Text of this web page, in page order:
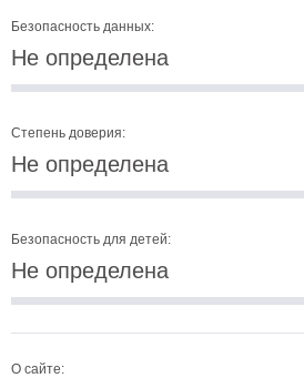
Безопасность данных:
Не определена
Степень доверия:
Не определена
Безопасность для детей:
Не определена
О сайте: